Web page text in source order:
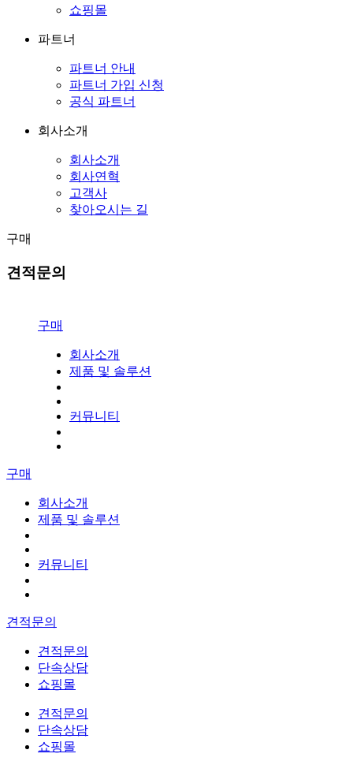
쇼핑몰
파트너
파트너 안내
파트너 가입 신청
공식 파트너
회사소개
회사소개
회사연혁
고객사
찾아오시는 길
구매
견적문의
구매
회사소개
제품 및 솔루션
커뮤니티
구매
회사소개
제품 및 솔루션
커뮤니티
견적문의
견적문의
단속상담
쇼핑몰
견적문의
단속상담
쇼핑몰